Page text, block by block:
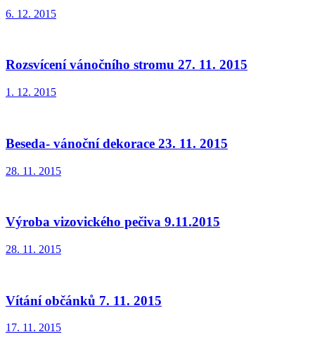
6. 12. 2015
Rozsvícení vánočního stromu 27. 11. 2015
1. 12. 2015
Beseda- vánoční dekorace 23. 11. 2015
28. 11. 2015
Výroba vizovického pečiva 9.11.2015
28. 11. 2015
Vítání občánků 7. 11. 2015
17. 11. 2015